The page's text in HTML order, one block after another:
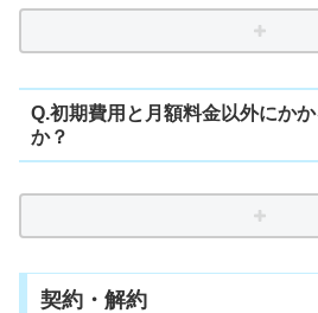
Q.初期費用と月額料金以外にか
か？
契約・解約